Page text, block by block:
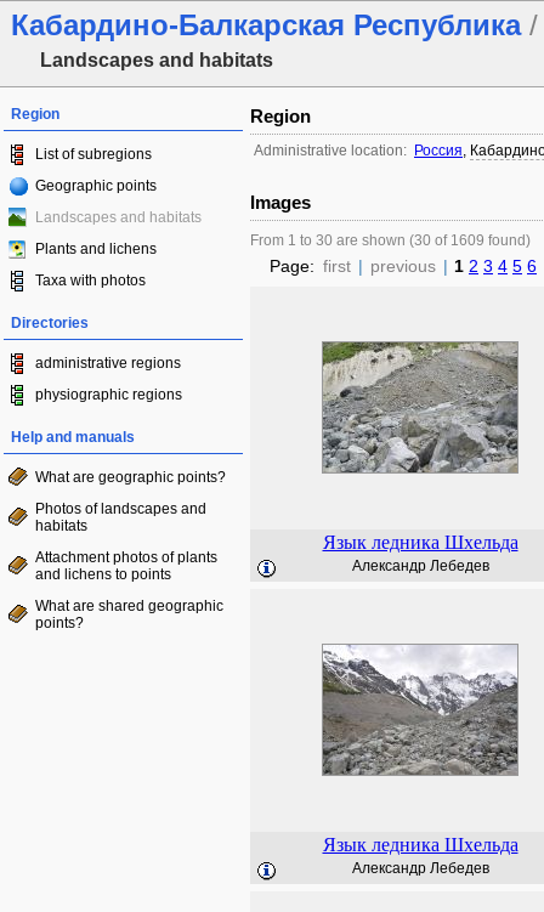
Кабардино-Балкарская Республика/
Landscapes and habitats
Region
List of subregions
Geographic points
Landscapes and habitats
Plants and lichens
Taxa with photos
Directories
administrative regions
physiographic regions
Help and manuals
What are geographic points?
Photos of landscapes and
habitats
Attachment photos of plants
and lichens to points
What are shared geographic
points?
Region
Administrative location: Россия,
Images
From 1 to 30 are shown (30 of 1609 found)
Page: first | previous | 1 2 3 4 5 6
Язык ледника Шхельда
Александр Лебедев
Язык ледника Шхельда
Александр Лебедев